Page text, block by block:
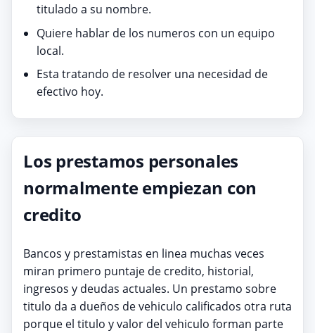
titulado a su nombre.
Quiere hablar de los numeros con un equipo
local.
Esta tratando de resolver una necesidad de
efectivo hoy.
Los prestamos personales
normalmente empiezan con
credito
Bancos y prestamistas en linea muchas veces
miran primero puntaje de credito, historial,
ingresos y deudas actuales. Un prestamo sobre
titulo da a dueños de vehiculo calificados otra ruta
porque el titulo y valor del vehiculo forman parte